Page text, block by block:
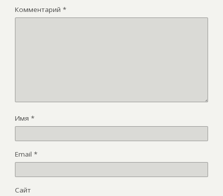
Комментарий *
Имя *
Email *
Сайт